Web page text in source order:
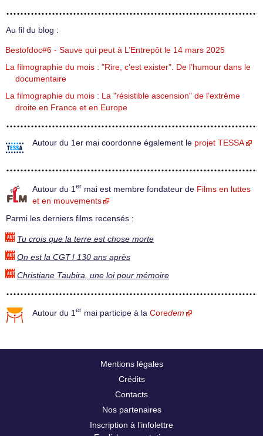
Au fil du blog :
Bestofdoc#6 - Sauve qui peut à L’Entrepôt le 14 mars 2025
La filmographie du mois : "Rire, c’est exister". De l’humour dans le
documentaire
La filmographie du mois : La "résistible ascension" de l’extrême
droite en France et en Europe
Autour du 1er mai coordonne également le projet TESSA
Autour du 1 er mai est membre fondateur de Films en luttes
et en mouvements
Parmi les derniers films recensés :
Tu crois que la terre est chose morte
On est la CGT ! 130 ans après
Christiane Taubira, une loi pour mémoire
Autour du 1 er mai participe à la Coredem
Mentions légales
Crédits
Contacts
Nos partenaires
Inscription à l’infolettre